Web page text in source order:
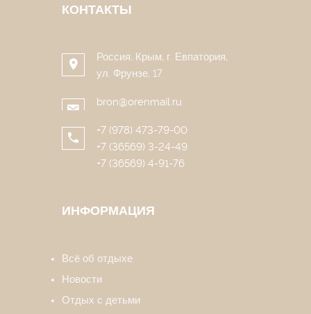
КОНТАКТЫ
Россия, Крым, г. Евпатория,
ул. Фрунзе, 17
bron@orenmail.ru
+7 (978) 473-79-00
+7 (36569) 3-24-49
+7 (36569) 4-91-76
ИНФОРМАЦИЯ
Всё об отдыхе
Новости
Отдых с детьми